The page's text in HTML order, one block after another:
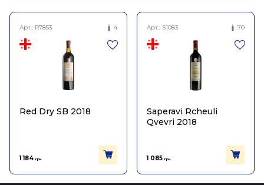
Арт.: R7853 4
Red Dry SB 2018
1 184 грн.
Арт.: S1083 70
Saperavi Rcheuli
Qvevri 2018
1 085 грн.